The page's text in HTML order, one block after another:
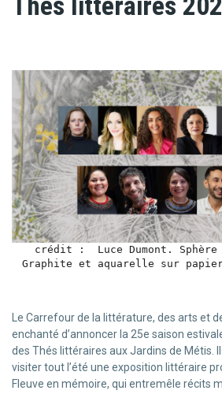
crédit :  Luce Dumont.
Graphite et aquarelle sur
Le Carrefour de la littérature, des arts et
enchanté d’annoncer la 25e saison
des Thés littéraires aux Jardins de Métis.
visiter tout l’été une exposition littéraire
Fleuve en mémoire, qui entremêle récits